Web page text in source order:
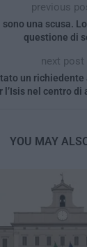
previous
una scusa.
questione di
next post
un richiedente
l’Isis nel centro di
YOU MAY